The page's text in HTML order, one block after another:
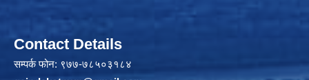
Contact Details
सम्पर्क फोन: ९७७-७८५०३१८४